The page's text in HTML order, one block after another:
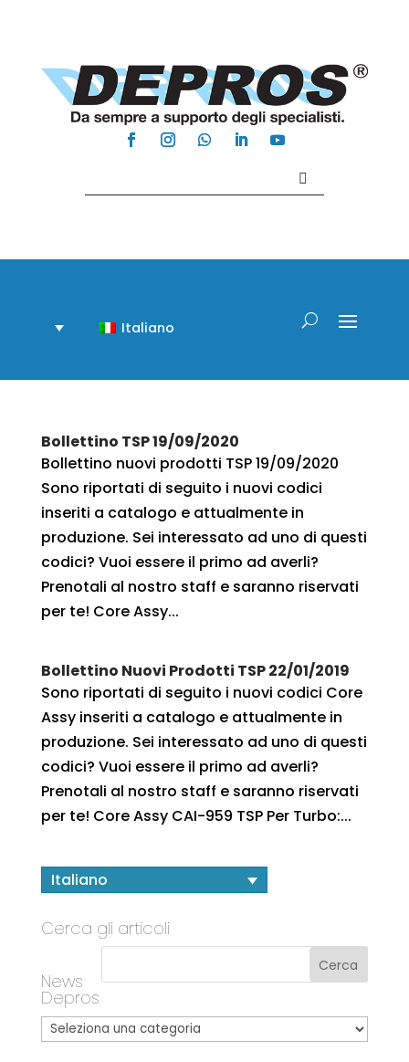
Italiano
Bollettino TSP 19/09/2020
Bollettino nuovi prodotti TSP 19/09/2020
Sono riportati di seguito i nuovi codici
inseriti a catalogo e attualmente in
produzione. Sei interessato ad uno di questi
codici? Vuoi essere il primo ad averli?
Prenotali al nostro staff e saranno riservati
per te! Core Assy...
Bollettino Nuovi Prodotti TSP 22/01/2019
Sono riportati di seguito i nuovi codici Core
Assy inseriti a catalogo e attualmente in
produzione. Sei interessato ad uno di questi
codici? Vuoi essere il primo ad averli?
Prenotali al nostro staff e saranno riservati
per te! Core Assy CAI-959 TSP Per Turbo:...
Italiano
Cerca gli articoli
News
Depros